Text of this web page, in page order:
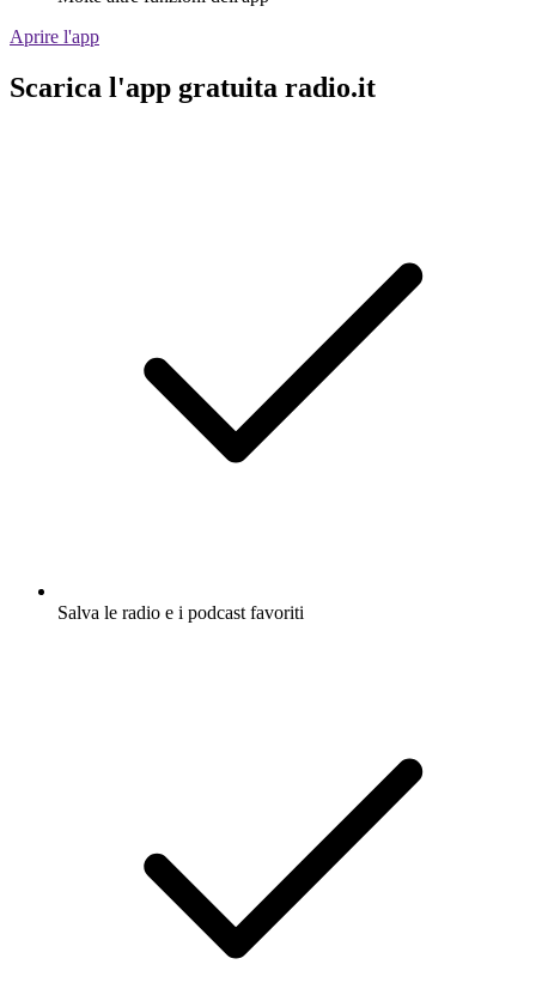
Aprire l'app
Scarica l'app gratuita radio.it
Salva le radio e i podcast favoriti